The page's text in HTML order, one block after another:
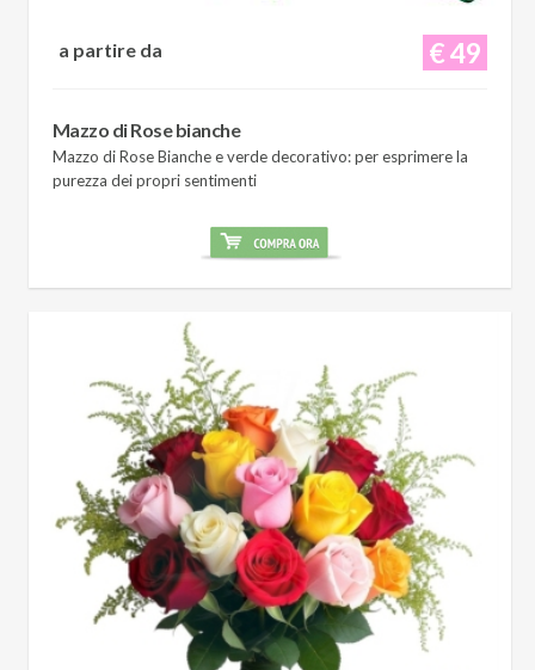
€ 49
a partire da
Mazzo di Rose bianche
Mazzo di Rose Bianche e verde decorativo: per esprimere la
purezza dei propri sentimenti